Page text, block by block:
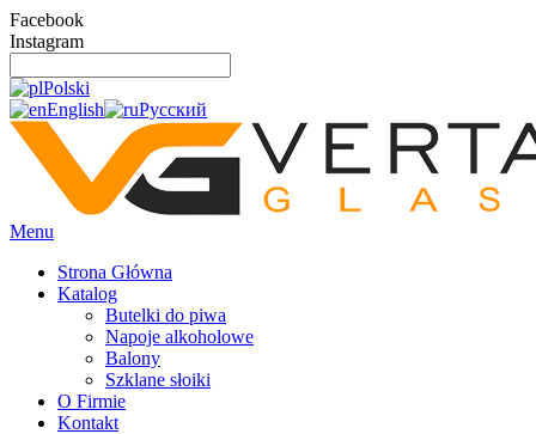
Facebook
Instagram
Polski
English
Русский
Menu
Strona Główna
Katalog
Butelki do piwa
Napoje alkoholowe
Balony
Szklane słoiki
O Firmie
Kontakt